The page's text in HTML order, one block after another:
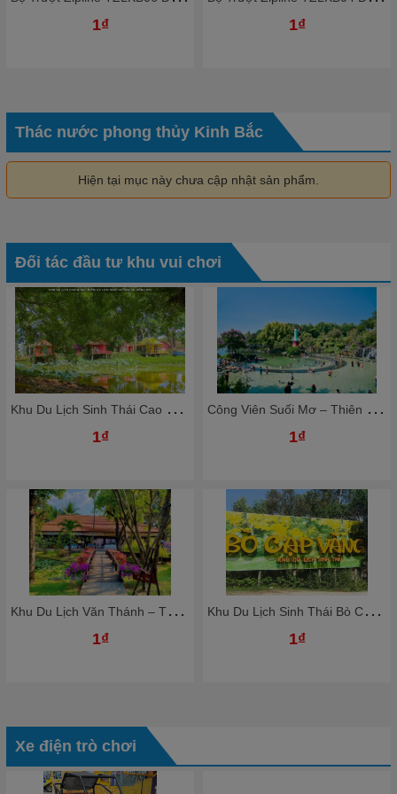
1₫ 1₫
Thác nước phong thủy Kinh Bắc
Hiện tại mục này chưa cập nhật sản phẩm.
Đối tác đầu tư khu vui chơi
K
hu Du Lịch Sinh Thái Cao Minh - Thiên Đường Nghỉ Dưỡng Giữa Lòng Đồng Nai
1₫
K
hu Du Lịch Văn Thánh – Thiên Đường Nghỉ Dưỡng Giữa Lòng Sài Gòn
1₫
C
ông Viên Suối Mơ – Thiên Đường Giải Trí Xanh Giữa Thiên Nhiên
1₫
K
hu Du Lịch Sinh Thái Bò Cạp Vàng – Thiên Đường Giải Trí Xanh Gần Sài Gòn
1₫
Xe điện trò chơi